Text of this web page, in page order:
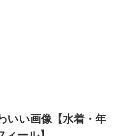
いい画像【水着・年